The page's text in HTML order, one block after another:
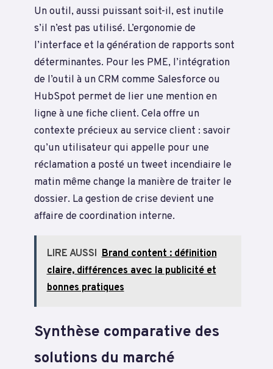
Un outil, aussi puissant soit-il, est inutile
s’il n’est pas utilisé. L’ergonomie de
l’interface et la génération de rapports sont
déterminantes. Pour les PME, l’intégration
de l’outil à un CRM comme Salesforce ou
HubSpot permet de lier une mention en
ligne à une fiche client. Cela offre un
contexte précieux au service client : savoir
qu’un utilisateur qui appelle pour une
réclamation a posté un tweet incendiaire le
matin même change la manière de traiter le
dossier. La gestion de crise devient une
affaire de coordination interne.
LIRE AUSSI Brand content : définition
claire, différences avec la publicité et
bonnes pratiques
Synthèse comparative des
solutions du marché